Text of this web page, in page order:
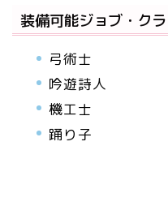
装備可能ジョブ・ク
弓術士
吟遊詩人
機工士
踊り子